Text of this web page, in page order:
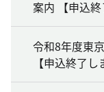
案内 【申込終
令和8年度東
【申込終了し